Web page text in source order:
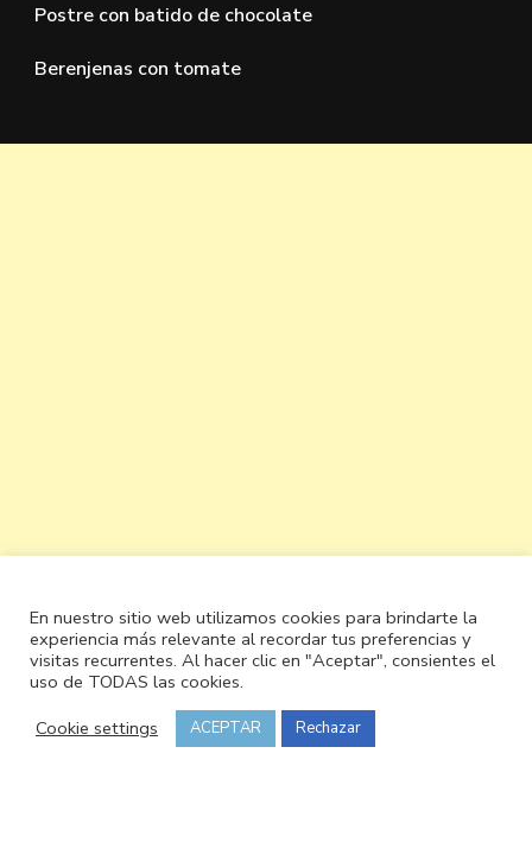
Postre con batido de chocolate
Berenjenas con tomate
En nuestro sitio web utilizamos cookies para brindarte la
experiencia más relevante al recordar tus preferencias y
visitas recurrentes. Al hacer clic en "Aceptar", consientes el
uso de TODAS las cookies.
Cookie settings
ACEPTAR Rechazar